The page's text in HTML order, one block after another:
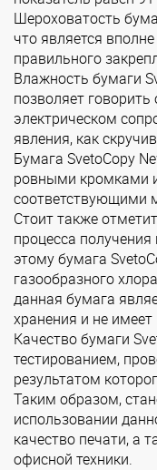
Шероховатость
что является
правильного
Влажность бумаги
позволяет
электрическом
явления, как
Бумага SvetoCopy
ровными кромками
соответствующими
Стоит также
процесса
этому бумага
газообразного
данная бумага
хранения и не
Качество бумаги
тестированием,
результатом
Таким образом,
использовании
качество печати, а
офисной техники.